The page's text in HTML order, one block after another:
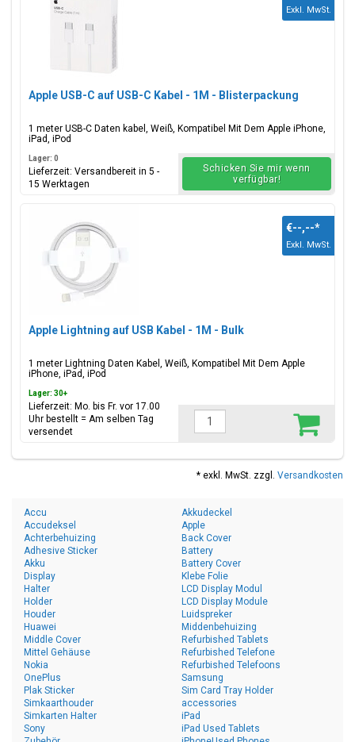
Apple USB-C auf USB-C Kabel - 1M - Blisterpackung
1 meter USB-C Daten kabel, Weiß, Kompatibel Mit Dem Apple iPhone,
iPad, iPod
Exkl. MwSt.
Lager: 0
Lieferzeit: Versandbereit in 5 -
15 Werktagen
Schicken Sie mir wenn
verfügbar!
Apple Lightning auf USB Kabel - 1M - Bulk
1 meter Lightning Daten Kabel, Weiß, Kompatibel Mit Dem Apple
iPhone, iPad, iPod
€--,--*
Exkl. MwSt.
Lager: 30+
Lieferzeit: Mo. bis Fr. vor 17.00
Uhr bestellt = Am selben Tag
versendet
* exkl. MwSt. zzgl. Versandkosten
Accu
Accudeksel
Achterbehuizing
Adhesive Sticker
Akku
Akkudeckel
Apple
Back Cover
Battery
Battery Cover
Display
Halter
Holder
Houder
Huawei
Klebe Folie
LCD Display Modul
LCD Display Module
Luidspreker
Middenbehuizing
Middle Cover
Mittel Gehäuse
Nokia
OnePlus
Plak Sticker
Refurbished Tablets
Refurbished Telefone
Refurbished Telefoons
Samsung
Sim Card Tray Holder
Simkaarthouder
Simkarten Halter
Sony
accessories
iPad
iPad Used Tablets